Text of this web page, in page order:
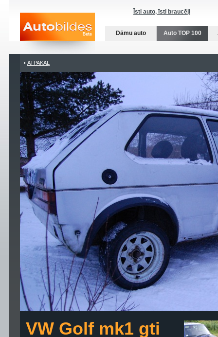
Īsti auto, īsti braucēji
Dāmu auto Auto TOP 100
ATPAKAĻ
VW Golf mk1 gti